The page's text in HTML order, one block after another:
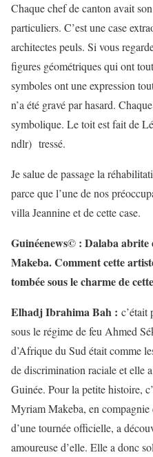
Chaque chef de canton avait
particuliers. C’est une case
architectes peuls. Si vous
figures géométriques qui ont
symboles ont une expression
n’a été gravé par hasard.
symbolique. Le toit est fait de
ndlr) tressé.
Je salue de passage la
parce que l’une de nos
villa Jeannine et de cette case.
Guinéenews© : Dalaba
Makeba. Comment cette
tombée sous le charme de
Elhadj Ibrahima Bah : c’était
sous le régime de feu Ahmed
d’Afrique du Sud était comme
de discrimination raciale et elle
Guinée. Pour la petite histoire,
Myriam Makeba, en
d’une tournée officielle, a
amoureuse d’elle. Elle a donc